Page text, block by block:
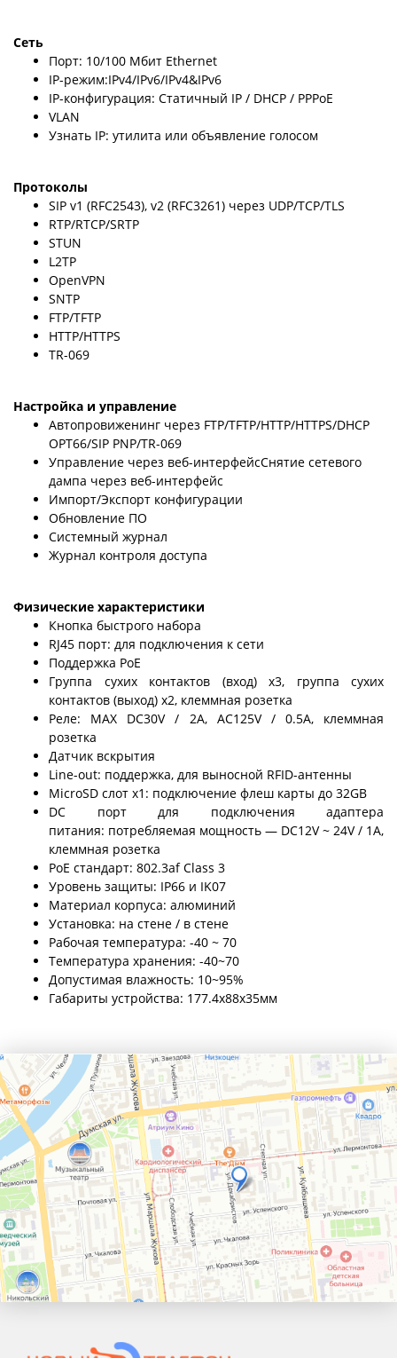
Сеть
Порт: 10/100 Мбит Ethernet
IP-режим:IPv4/IPv6/IPv4&IPv6
IP-конфигурация: Статичный IP / DHCP / PPPoE
VLAN
Узнать IP: утилита или объявление голосом
Протоколы
SIP v1 (RFC2543), v2 (RFC3261) через UDP/TCP/TLS
RTP/RTCP/SRTP
STUN
L2TP
OpenVPN
SNTP
FTP/TFTP
HTTP/HTTPS
TR-069
Настройка и управление
Автопровиженинг через FTP/TFTP/HTTP/HTTPS/DHCP
OPT66/SIP PNP/TR-069
Управление через веб-интерфейсСнятие сетевого
дампа через веб-интерфейс
Импорт/Экспорт конфигурации
Обновление ПО
Системный журнал
Журнал контроля доступа
Физические характеристики
Кнопка быстрого набора
RJ45 порт: для подключения к сети
Поддержка PoE
Группа сухих контактов (вход) x3, группа сухих
контактов (выход) x2, клеммная розетка
Реле: MAX DC30V / 2A, AC125V / 0.5A, клеммная
розетка
Датчик вскрытия
Line-out: поддержка, для выносной RFID-антенны
MicroSD слот x1: подключение флеш карты до 32GB
DC порт для подключения адаптера
питания: потребляемая мощность — DC12V ~ 24V / 1A,
клеммная розетка
PoE стандарт: 802.3af Class 3
Уровень защиты: IP66 и IK07
Материал корпуса: алюминий
Установка: на стене / в стене
Рабочая температура: -40 ~ 70
Температура хранения: -40~70
Допустимая влажность: 10~95%
Габариты устройства: 177.4x88x35мм